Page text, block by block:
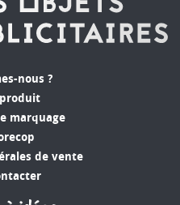
nous ?
marquage
de vente